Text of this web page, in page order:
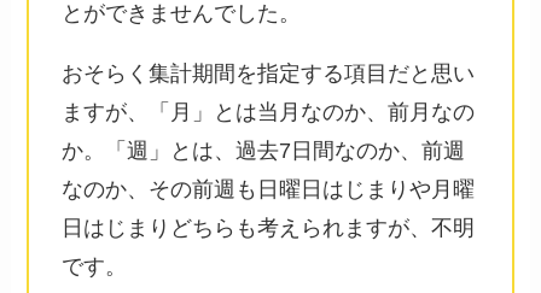
とができませんでした。
おそらく集計期間を指定する項目だと思い
ますが、「月」とは当月なのか、前月なの
か。「週」とは、過去7日間なのか、前週
なのか、その前週も日曜日はじまりや月曜
日はじまりどちらも考えられますが、不明
です。